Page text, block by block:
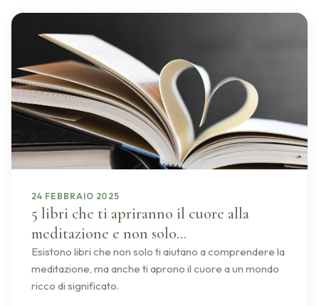
24 FEBBRAIO 2025
5 libri che ti apriranno il cuore alla
meditazione e non solo...
Esistono libri che non solo ti aiutano a comprendere la
meditazione, ma anche ti aprono il cuore a un mondo
ricco di significato.